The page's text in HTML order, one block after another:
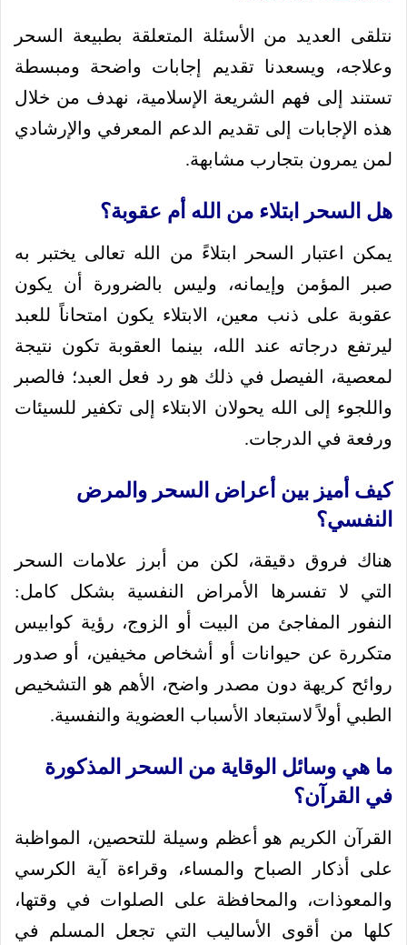
نتلقى العديد من الأسئلة المتعلقة بطبيعة السحر
وعلاجه، ويسعدنا تقديم إجابات واضحة ومبسطة
تستند إلى فهم الشريعة الإسلامية، نهدف من خلال
هذه الإجابات إلى تقديم الدعم المعرفي والإرشادي
لمن يمرون بتجارب مشابهة.
هل السحر ابتلاء من الله أم عقوبة؟
يمكن اعتبار السحر ابتلاءً من الله تعالى يختبر به
صبر المؤمن وإيمانه، وليس بالضرورة أن يكون
عقوبة على ذنب معين، الابتلاء يكون امتحاناً للعبد
ليرتفع درجاته عند الله، بينما العقوبة تكون نتيجة
لمعصية، الفيصل في ذلك هو رد فعل العبد؛ فالصبر
واللجوء إلى الله يحولان الابتلاء إلى تكفير للسيئات
ورفعة في الدرجات.
كيف أميز بين أعراض السحر والمرض
النفسي؟
هناك فروق دقيقة، لكن من أبرز علامات السحر
التي لا تفسرها الأمراض النفسية بشكل كامل:
النفور المفاجئ من البيت أو الزوج، رؤية كوابيس
متكررة عن حيوانات أو أشخاص مخيفين، أو صدور
روائح كريهة دون مصدر واضح، الأهم هو التشخيص
الطبي أولاً لاستبعاد الأسباب العضوية والنفسية.
ما هي وسائل الوقاية من السحر المذكورة
في القرآن؟
القرآن الكريم هو أعظم وسيلة للتحصين، المواظبة
على أذكار الصباح والمساء، وقراءة آية الكرسي
والمعوذات، والمحافظة على الصلوات في وقتها،
كلها من أقوى الأساليب التي تجعل المسلم في